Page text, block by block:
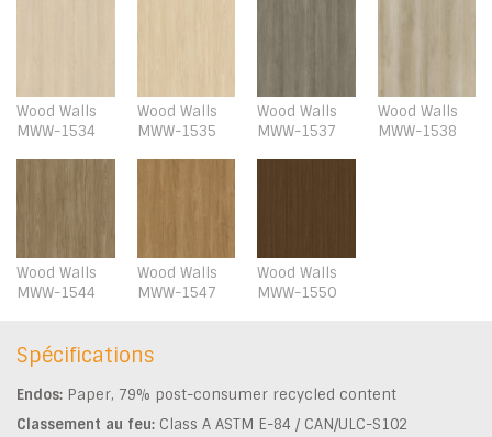
Wood Walls
MWW-1534
Wood Walls
MWW-1535
Wood Walls
MWW-1537
Wood Walls
MWW-1538
Wood Walls
MWW-1544
Wood Walls
MWW-1547
Wood Walls
MWW-1550
Spécifications
Endos: Paper, 79% post-consumer recycled content
Classement au feu: Class A ASTM E-84 / CAN/ULC-S102